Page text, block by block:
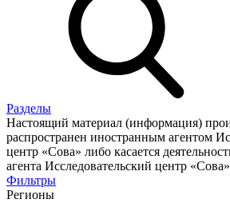
Разделы
Настоящий материал (информация)
распространен иностранным агентом
центр «Сова» либо касается
агента Исследовательский центр
Фильтры
Регионы